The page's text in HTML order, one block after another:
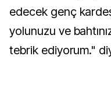
edecek genç
yolunuzu ve
tebrik ediyorum."